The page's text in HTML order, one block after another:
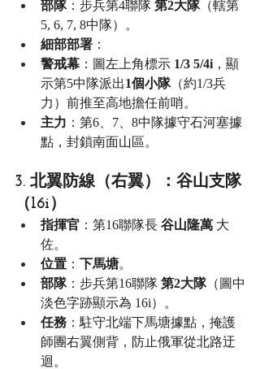
部隊：步兵第4聯隊 第2大隊（轄第
5, 6, 7, 8中隊）。
細部部署 ：
警戒幕 ：圖左上角標示 1/3 5/4i ，顯
示第5中隊派出1個小隊（約1/3兵
力）前推至高地擔任前哨。
主力 ：第6、7、8中隊據守石河塞據
點，封鎖南面山區。
3. 北翼防線（右翼）：谷山支隊
（16i）
指揮官 ：第16聯隊長 谷山隆萬 大
佐。
位置 ： 下馬塘。
部隊：步兵第16聯隊 第2大隊（圖中
淡色字跡顯示為 16i）。
任務 ：駐守北端下馬塘據點，掩護
師團右翼側背，防止俄軍從北路迂
迴。